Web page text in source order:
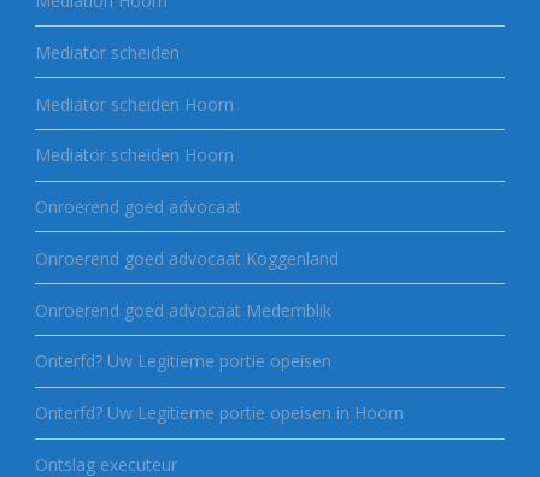
Mediator scheiden
Mediator scheiden Hoorn
Mediator scheiden Hoorn
Onroerend goed advocaat
Onroerend goed advocaat Koggenland
Onroerend goed advocaat Medemblik
Onterfd? Uw Legitieme portie opeisen
Onterfd? Uw Legitieme portie opeisen in Hoorn
Ontslag executeur